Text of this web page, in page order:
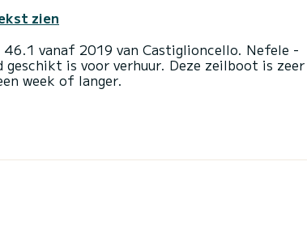
zien
46.1 vanaf 2019 van Castiglioncello. Nefele -
is voor verhuur. Deze zeilboot is zeer
week of langer.
bondgenoot voor een buitengewone vakantie
lier.